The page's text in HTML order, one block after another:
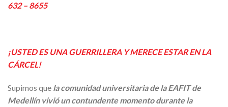
632 – 8655
¡USTED ES UNA GUERRILLERA Y MERECE ESTAR EN LA
CÁRCEL!
Supimos que la comunidad universitaria de la EAFIT de
Medellín vivió un contundente momento durante la